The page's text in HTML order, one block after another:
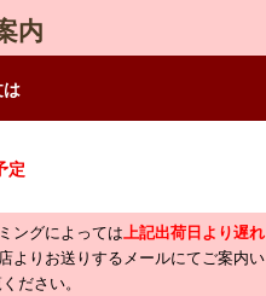
内
ングによっては上記出荷日より遅れ
よりお送りするメールにてご案内い
ださい。